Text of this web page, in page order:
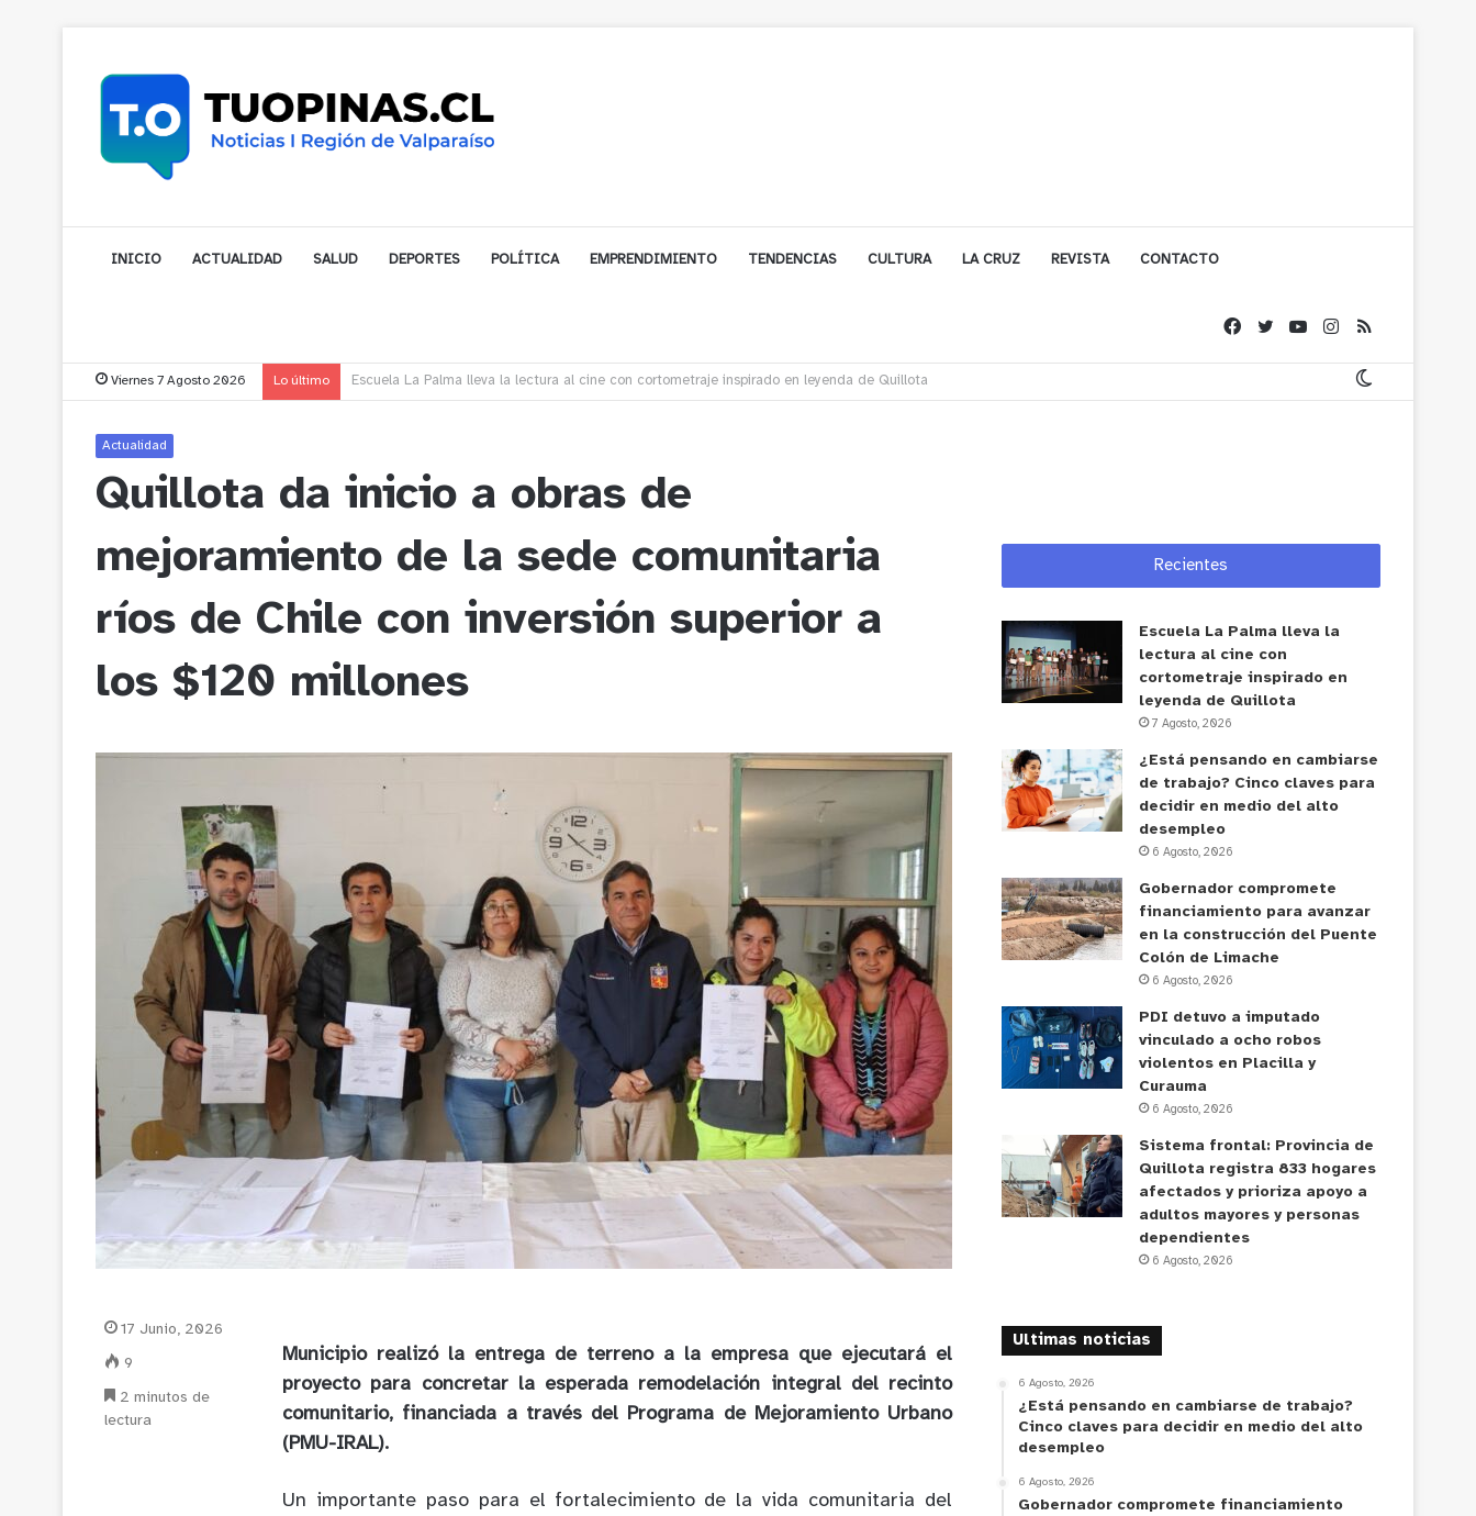
INICIO ACTUALIDAD SALUD DEPORTES POLÍTICA EMPRENDIMIENTO TENDENCIAS CULTURA LA CRUZ REVISTA CONTACTO
Viernes 7 Agosto 2026 Lo último ¿Está pensando en cambiarse de trabajo? Cinco claves para decidir en medio del alto desempleo
Actualidad
Quillota da inicio a obras de
mejoramiento de la sede comunitaria
ríos de Chile con inversión superior a
los $120 millones
Municipio realizó la entrega de terreno a la empresa que ejecutará el
proyecto para concretar la esperada remodelación integral del recinto
comunitario, financiada a través del Programa de Mejoramiento Urbano
(PMU-IRAL).
Un importante paso para el fortalecimiento de la vida comunitaria del
17 Junio, 2026
9
2 minutos de
lectura
Recientes
Escuela La Palma lleva la
lectura al cine con
cortometraje inspirado en
leyenda de Quillota
7 Agosto, 2026
¿Está pensando en cambiarse
de trabajo? Cinco claves para
decidir en medio del alto
desempleo
6 Agosto, 2026
Gobernador compromete
financiamiento para avanzar
en la construcción del Puente
Colón de Limache
6 Agosto, 2026
PDI detuvo a imputado
vinculado a ocho robos
violentos en Placilla y
Curauma
6 Agosto, 2026
Sistema frontal: Provincia de
Quillota registra 833 hogares
afectados y prioriza apoyo a
adultos mayores y personas
dependientes
6 Agosto, 2026
Ultimas noticias
6 Agosto, 2026
¿Está pensando en cambiarse de trabajo?
Cinco claves para decidir en medio del alto
desempleo
6 Agosto, 2026
Gobernador compromete financiamiento